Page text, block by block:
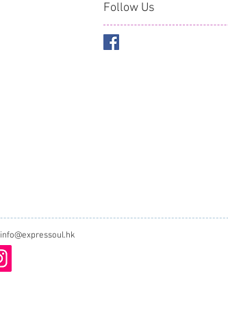
Follow Us
info@expressoul.hk